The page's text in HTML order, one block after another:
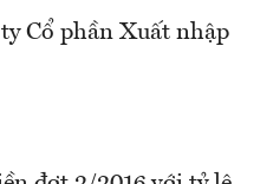
Cổ phần Xuất nhập